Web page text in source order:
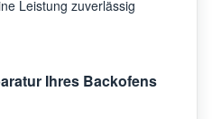
Leistung zuverlässig
Ihres Backofens